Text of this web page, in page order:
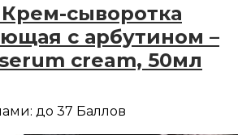
сыворотка
с арбутином –
cream, 50мл
до 37 Баллов